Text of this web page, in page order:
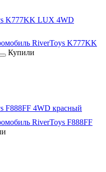
K777KK LUX 4WD
RiverToys K777KK
Купили
F888FF 4WD красный
RiverToys F888FF